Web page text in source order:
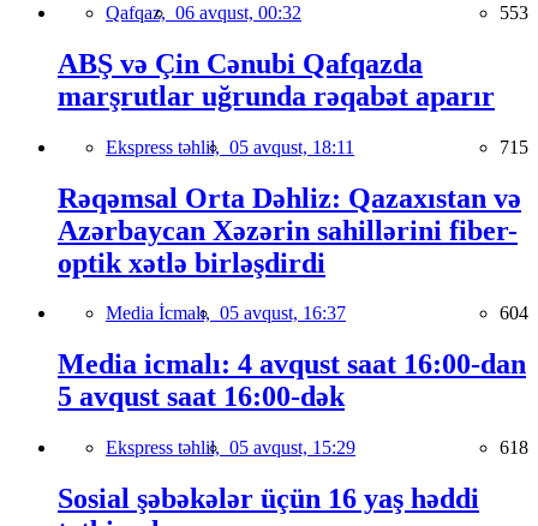
Qafqaz, 06 avqust, 00:32 553
ABŞ və Çin Cənubi Qafqazda
marşrutlar uğrunda rəqabət aparır
Ekspress təhlil, 05 avqust, 18:11 715
Rəqəmsal Orta Dəhliz: Qazaxıstan və
Azərbaycan Xəzərin sahillərini fiber-
optik xətlə birləşdirdi
Media İcmalı, 05 avqust, 16:37 604
Media icmalı: 4 avqust saat 16:00-dan
5 avqust saat 16:00-dək
Ekspress təhlil, 05 avqust, 15:29 618
Sosial şəbəkələr üçün 16 yaş həddi